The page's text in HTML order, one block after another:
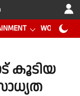
WORLD CUP
കൂടിയ